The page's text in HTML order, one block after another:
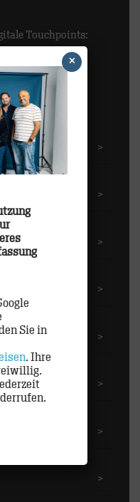
Touchpoints:
und
>
>
>
>
>
>
>
>
Sie in
. Ihre
×